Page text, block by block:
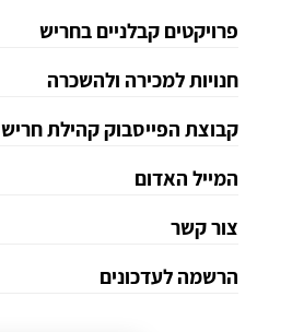
פרויקטים קבלניים בחריש
חנויות למכירה ולהשכרה
קבוצת הפייסבוק קהילת חריש
המייל האדום
צור קשר
הרשמה לעדכונים